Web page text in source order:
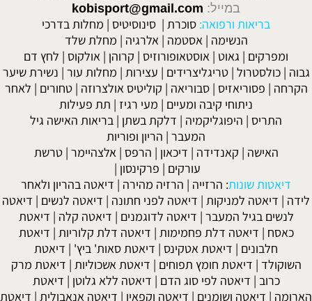
במייל: kobisport@gmail.com
בריאות ורפואה: סוכרת | סינוסיטיס | מחלות בדרכי
הנשימה | אסטמה | אלרגיה | מחלת שלד
ומפרקים | גאוט | אוסטאופורוזיס | קרוהן | אולקוס | לחץ דם
גבוה |כולסטרול |טריגליצרידים | עצירות | מחלות עור | נשירת שיער
הקרחה | פסוריאזיס |סבוריאה | קוליטיס אולצרוזה |טחורים | לאחר
ניתוחי קיבה ומעיים | מעי רגיז | תת פעילות
התריס | היפוגליקמיה | דלקת בשתן | בריאות האישה גיל
המעבר | הריון ופוריות
האישה | קאנדידה | דיכאון | הרפס | אלצהיימר |טרשת
עורקים | פרקינסון |
דיאטות שונות: הרזייה | הרזיה מהירה | דיאטה בהריון ולאחר
לידה | דיאטה למניקות | דיאטה לפני חתונה | דיאטה לנשים | דיאטה
לנשים בגיל המעבר | דיאטה לדוגמנים | דיאטה קלה | דיאטת
כאסח | דיאטה דלת פחמימות | דיאטה דלת קלוריות | דיאטת
חלבונים | דיאטת אטקינס | דיאטת סאות' ביץ' | דיאטת
השוקולד | דיאטת חומץ תפוחים | דיאטת אשכוליות | דיאטת מרק
כרוב | דיאטה לפי סוג הדם | דיאטה ללא גלוטן | דיאטת
הארומה | דיאטה ושומנים | דיאטה וקפאין | דיאטה אנאבולית | דיאטת